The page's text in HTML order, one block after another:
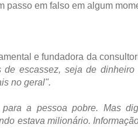
passo em falso em algum
e fundadora da
escassez, seja de
no geral".
a pessoa pobre. Mas
estava milionário.